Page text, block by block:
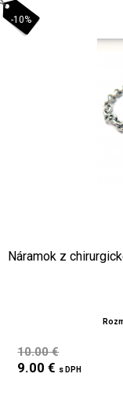
-10%
Náramok z
10.00 €
9.00 € s DPH